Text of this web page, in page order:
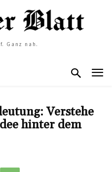
Ganz nah.
Verstehe
hinter dem